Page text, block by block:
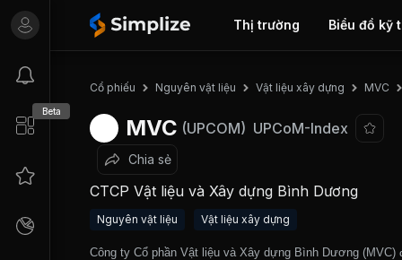
Thị trường Biểu đồ kỹ
Beta
Cổ phiếu Nguyên vật liệu Vật liệu xây dựng MVC
MVC (UPCOM) UPCoM-Index
Chia sẻ
CTCP Vật liệu và Xây dựng Bình Dương
Nguyên vật liệu Vật liệu xây dựng
Công ty Cổ phần Vật liệu và Xây dựng Bình Dương (MVC)